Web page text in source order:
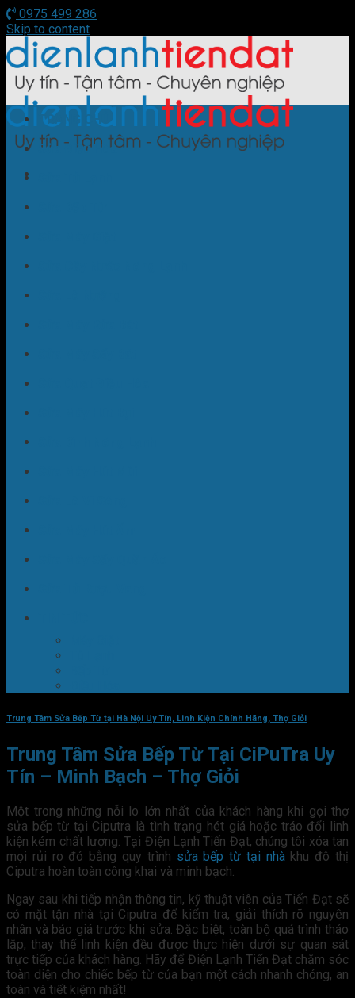
0975 499 286
Skip to content
TRANG CHỦ
Sửa Điều Hòa
Trung Tâm Sửa Bếp Từ tại Hà Nội Uy Tín, Linh Kiện Chính Hãng, Thợ Giỏi
Trung Tâm Sửa Bếp Từ Tại CiPuTra Uy
Tín – Minh Bạch – Thợ Giỏi
Một trong những nỗi lo lớn nhất của khách hàng khi gọi thợ
sửa bếp từ tại Ciputra là tình trạng hét giá hoặc tráo đổi linh
kiện kém chất lượng. Tại Điện Lạnh Tiến Đạt, chúng tôi xóa tan
mọi rủi ro đó bằng quy trình sửa bếp từ tại nhàkhu đô thị
Ciputra hoàn toàn công khai và minh bạch.
Ngay sau khi tiếp nhận thông tin, kỹ thuật viên của Tiến Đạt sẽ
có mặt tận nhà tại Ciputra để kiểm tra, giải thích rõ nguyên
nhân và báo giá trước khi sửa. Đặc biệt, toàn bộ quá trình tháo
lắp, thay thế linh kiện đều được thực hiện dưới sự quan sát
trực tiếp của khách hàng. Hãy để Điện Lạnh Tiến Đạt chăm sóc
toàn diện cho chiếc bếp từ của bạn một cách nhanh chóng, an
toàn và tiết kiệm nhất!